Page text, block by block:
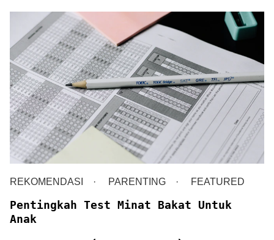
REKOMENDASI PARENTING FEATURED
Pentingkah Test Minat Bakat Untuk
Anak